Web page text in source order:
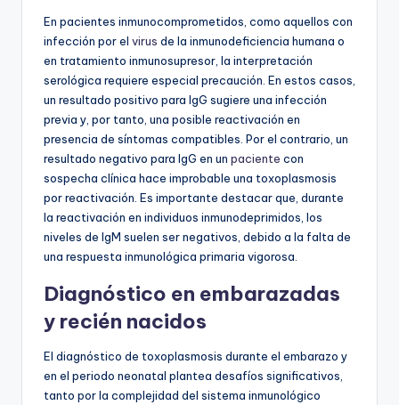
En pacientes inmunocomprometidos, como aquellos con
infección por el virus de la inmunodeficiencia humana o
en tratamiento inmunosupresor, la interpretación
serológica requiere especial precaución. En estos casos,
un resultado positivo para IgG sugiere una infección
previa y, por tanto, una posible reactivación en
presencia de síntomas compatibles. Por el contrario, un
resultado negativo para IgG en un paciente con
sospecha clínica hace improbable una toxoplasmosis
por reactivación. Es importante destacar que, durante
la reactivación en individuos inmunodeprimidos, los
niveles de IgM suelen ser negativos, debido a la falta de
una respuesta inmunológica primaria vigorosa.
Diagnóstico en embarazadas
y recién nacidos
El diagnóstico de toxoplasmosis durante el embarazo y
en el periodo neonatal plantea desafíos significativos,
tanto por la complejidad del sistema inmunológico